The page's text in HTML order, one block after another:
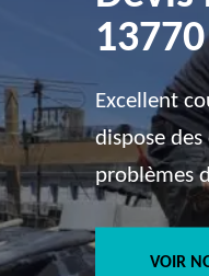
13770
Excellent
dispose
problèmes
VOIR